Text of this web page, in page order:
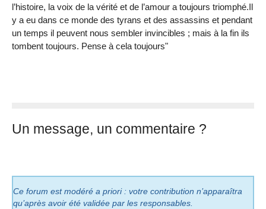
l’histoire, la voix de la vérité et de l’amour a toujours triomphé.Il
y a eu dans ce monde des tyrans et des assassins et pendant
un temps il peuvent nous sembler invincibles ; mais à la fin ils
tombent toujours. Pense à cela toujours"
Un message, un commentaire ?
Ce forum est modéré a priori : votre contribution n’apparaîtra
qu’après avoir été validée par les responsables.